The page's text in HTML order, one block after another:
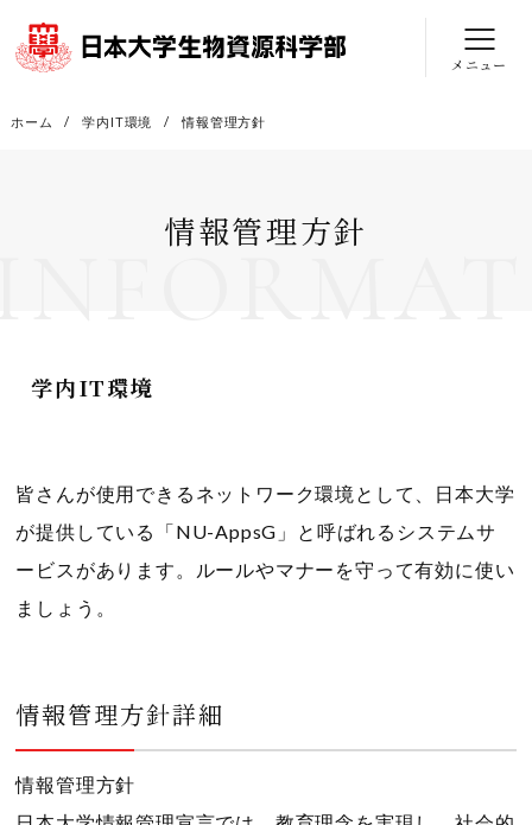
メニュー
ホーム 学内IT環境 情報管理方針
情報管理方針
学内IT環境
皆さんが使用できるネットワーク環境として、日本大学
が提供している「NU-AppsG」と呼ばれるシステムサ
ービスがあります。ルールやマナーを守って有効に使い
ましょう。
情報管理方針詳細
情報管理方針